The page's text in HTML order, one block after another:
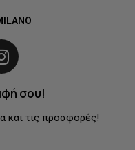
σου!
και τις προσφορές!